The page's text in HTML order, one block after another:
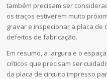
também precisam ser
os traços estiverem muito
gravar e inspecionar a placa de
defeitos de fabricação.
Em resumo, a largura e o
críticos que precisam ser
da placa de circuito impresso